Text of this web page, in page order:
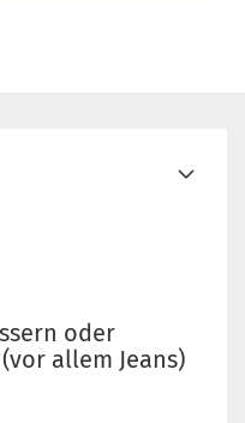
oder
allem Jeans)